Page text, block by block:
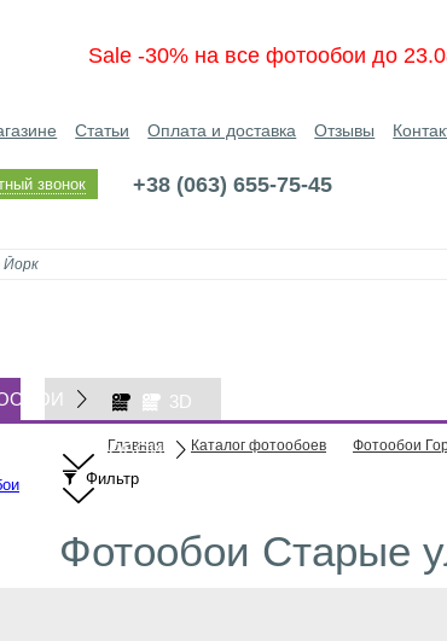
Sale -30% на все фотообои до
Статьи Оплата и доставка Отзывы
звонок +38 (063) 655-75-45
3D
ОБОИ
Главная Каталог фотообоев Фотообои
Фильтр
Фотообои Старые